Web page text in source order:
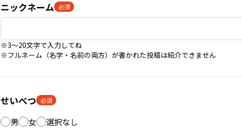
ニックネーム 必須
※3〜20文字で入力してね
※フルネーム（名字・名前の両方）が書かれた投稿は紹介できません
せいべつ 必須
男 女 選択なし